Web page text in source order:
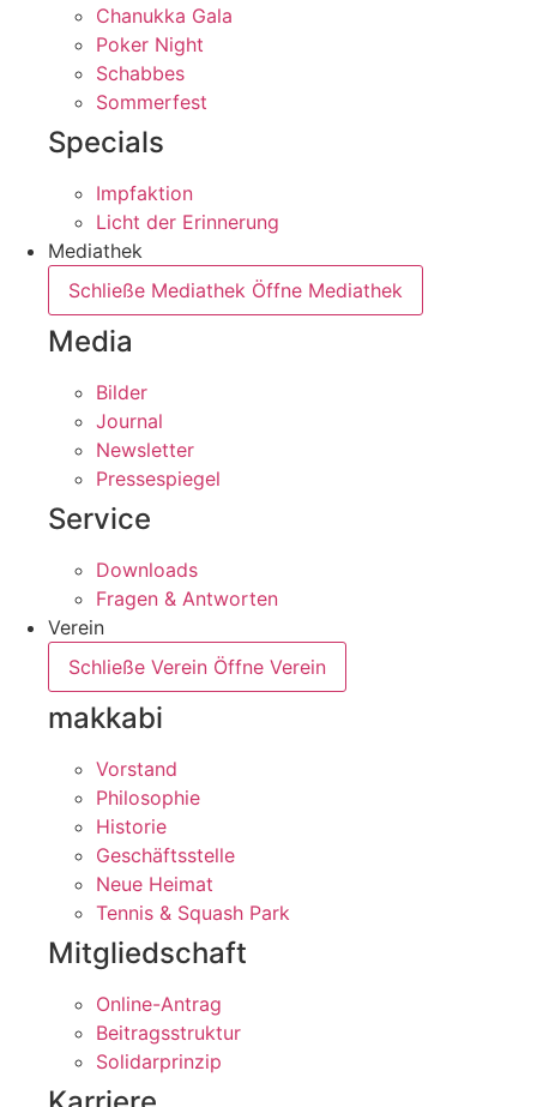
Chanukka Gala
Poker Night
Schabbes
Sommerfest
Specials
Impfaktion
Licht der Erinnerung
Mediathek
Schließe Mediathek Öffne Mediathek
Media
Bilder
Journal
Newsletter
Pressespiegel
Service
Downloads
Fragen & Antworten
Verein
Schließe Verein Öffne Verein
makkabi
Vorstand
Philosophie
Historie
Geschäftsstelle
Neue Heimat
Tennis & Squash Park
Mitgliedschaft
Online-Antrag
Beitragsstruktur
Solidarprinzip